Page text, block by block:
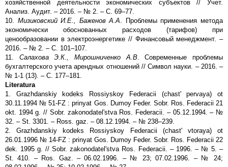
хозяйственной деятельности экономических субъектов // Учет.
Анализ. Аудит. – 2016. – № 2. – С. 69–77.
10. Мизиковский И.Е., Баженов А.А . Проблемы применения метода
экономически обоснованных расходов (тарифов) при
ценообразовании в электроэнергетике // Финансовый менеджмент. –
2016. – № 2. – С. 101–107.
11. Салахова Э.К., Мирошниченко А.В. Современные проблемы
бухгалтерского учета арендных отношений // Символ науки. – 2016. –
№ 1-1 (13). – С. 177–181.
Literatura
1. Grazhdanskiy kodeks Rossiyskoy Federacii (chast' pervaya) ot
30.11.1994 № 51-FZ : prinyat Gos. Dumoy Feder. Sobr. Ros. Federacii 21
okt. 1994 g. // Sobr. zakonodatel'stva Ros. Federacii. – 05.12.1994. – №
32. – St. 3301. – Ross. gaz. – 08.12.1994. – № 238–239.
2. Grazhdanskiy kodeks Rossiyskoy Federacii (chast' vtoraya) ot
26.01.1996 № 14-FZ : prinyat Gos. Dumoy Feder. Sobr. Ros. Federacii 22
dek. 1995 g. // Sobr. zakonodatel'stva Ros. Federacii. – 1996. – № 5. –
St. 410. – Ros. Gaz. – 06.02.1996. – № 23; 07.02.1996. – № 24;